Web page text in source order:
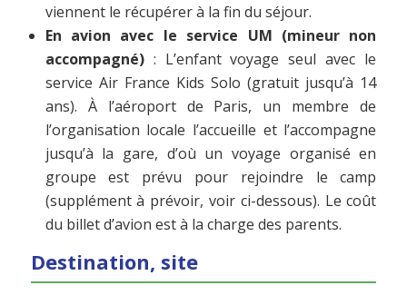
viennent le récupérer à la fin du séjour.
En avion avec le service UM (mineur non
accompagné): L’enfant voyage seul avec le
service Air France Kids Solo (gratuit jusqu’à 14
ans). À l’aéroport de Paris, un membre de
l’organisation locale l’accueille et l’accompagne
jusqu’à la gare, d’où un voyage organisé en
groupe est prévu pour rejoindre le camp
(supplément à prévoir, voir ci-dessous). Le coût
du billet d’avion est à la charge des parents.
Destination, site